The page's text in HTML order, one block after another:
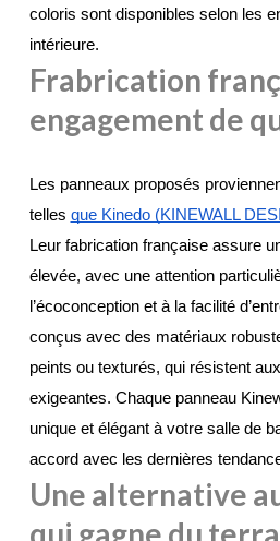
coloris sont disponibles selon les
intérieure.
Frabrication
engagement de
Les panneaux proposés
telles que Kinedo (KINEWALL
Leur fabrication française assure
élevée, avec une attention
l’écoconception et à la facilité
conçus avec des matériaux
peints ou texturés, qui résistent
exigeantes. Chaque panneau
unique et élégant à votre salle de
accord avec les dernières
Une alternative
qui gagne du